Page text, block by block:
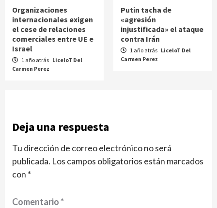
Organizaciones
internacionales exigen
el cese de relaciones
comerciales entre UE e
Israel
1 año atrás LiceloT Del
Carmen Perez
Putin tacha de
«agresión
injustificada» el ataque
contra Irán
1 año atrás LiceloT Del
Carmen Perez
Deja una respuesta
Tu dirección de correo electrónico no será
publicada. Los campos obligatorios están marcados
con *
Comentario*